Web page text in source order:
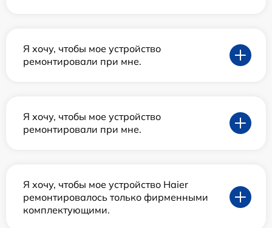
Я хочу, чтобы мое устройство
ремонтировали при мне.
Я хочу, чтобы мое устройство
ремонтировали при мне.
Я хочу, чтобы мое устройство Haier
ремонтировалось только фирменными
комплектующими.